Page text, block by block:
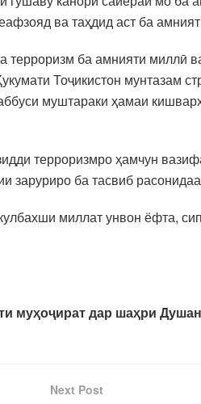
ва таҳдид аст ба
ба амнияти миллӣ
Тоҷикистон мунтазам
муштараки ҳамаи
терроризмро ҳамчун
заруриро ба тасвиб
миллат унвон ёфта,
муҳоҷират дар шаҳри
Next Post